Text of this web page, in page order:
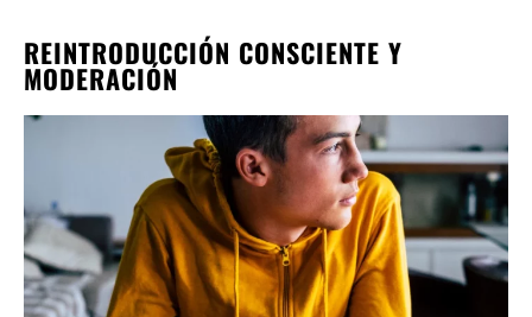
REINTRODUCCIÓN CONSCIENTE Y
MODERACIÓN